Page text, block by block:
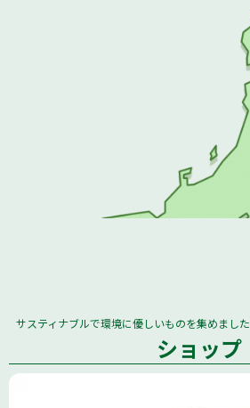
サスティナブルで環境に優しいものを集めました
ショップ